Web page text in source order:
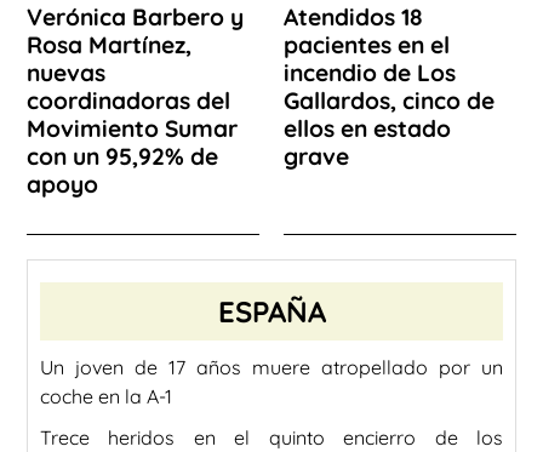
Verónica Barbero y
Rosa Martínez,
nuevas
coordinadoras del
Movimiento Sumar
con un 95,92% de
apoyo
Atendidos 18
pacientes en el
incendio de Los
Gallardos, cinco de
ellos en estado
grave
ESPAÑA
Un joven de 17 años muere atropellado por un
coche en la A-1
Trece heridos en el quinto encierro de los